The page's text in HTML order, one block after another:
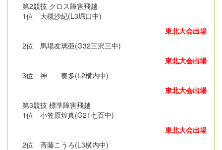
第2競技 クロス障害飛越
1位 大槻沙紀(L3堀口中)
東北大会出場
2位 馬場友璃亜(G32三沢三中)
東北大会出場
3位 神 奏多(L2横内中)
東北大会出場
第3競技 標準障害飛越
1位 小笠原煌真(G21七百中)
東北大会出場
2位 斉藤こうろ(L3横内中)